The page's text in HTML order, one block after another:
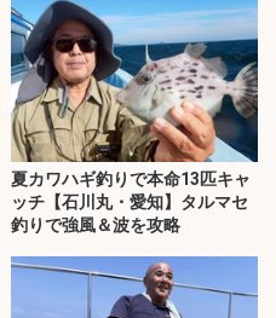
夏カワハギ釣りで本命13匹キャ
ッチ【石川丸・愛知】タルマセ
釣りで強風＆波を攻略